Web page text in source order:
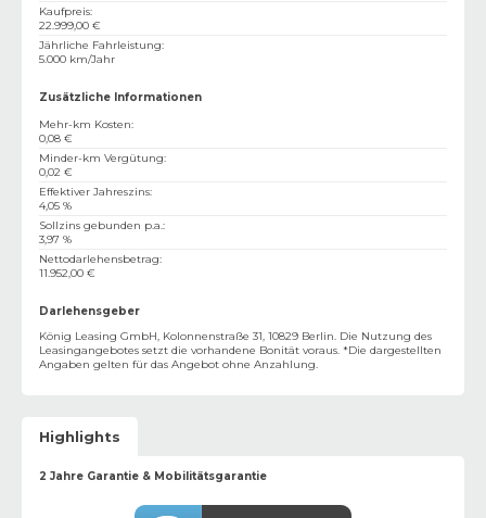
Kaufpreis:
22.999,00 €
Jährliche Fahrleistung:
5.000 km/Jahr
Zusätzliche Informationen
Mehr-km Kosten:
0,08 €
Minder-km Vergütung:
0,02 €
Effektiver Jahreszins:
4,05 %
Sollzins gebunden p.a.:
3,97 %
Nettodarlehensbetrag:
11.952,00 €
Darlehensgeber
König Leasing GmbH, Kolonnenstraße 31, 10829 Berlin. Die Nutzung des
Leasingangebotes setzt die vorhandene Bonität voraus. *Die dargestellten
Angaben gelten für das Angebot ohne Anzahlung.
Highlights
2 Jahre Garantie & Mobilitätsgarantie